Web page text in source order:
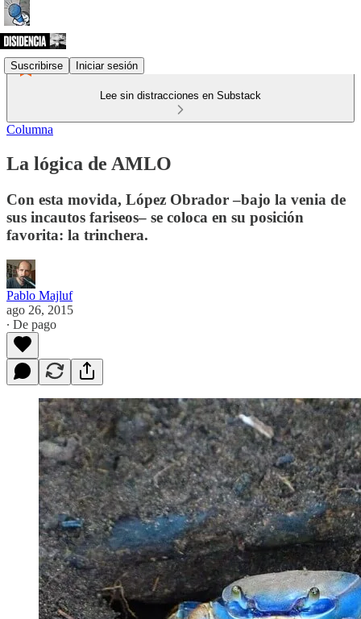
Suscribirse Iniciar sesión
Lee sin distracciones en Substack
Columna
La lógica de AMLO
Con esta movida, López Obrador –bajo la venia de
sus incautos fariseos– se coloca en su posición
favorita: la trinchera.
Pablo Majluf
ago 26, 2015
∙ De pago